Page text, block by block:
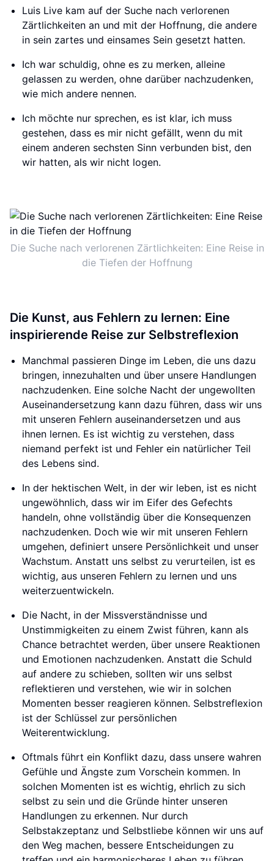
Luis Live kam auf der Suche nach verlorenen
Zärtlichkeiten an und mit der Hoffnung, die andere
in sein zartes und einsames Sein gesetzt hatten.
Ich war schuldig, ohne es zu merken, alleine
gelassen zu werden, ohne darüber nachzudenken,
wie mich andere nennen.
Ich möchte nur sprechen, es ist klar, ich muss
gestehen, dass es mir nicht gefällt, wenn du mit
einem anderen sechsten Sinn verbunden bist, den
wir hatten, als wir nicht logen.
Die Suche nach verlorenen Zärtlichkeiten: Eine Reise in
die Tiefen der Hoffnung
Die Kunst, aus Fehlern zu lernen: Eine
inspirierende Reise zur Selbstreflexion
Manchmal passieren Dinge im Leben, die uns dazu
bringen, innezuhalten und über unsere Handlungen
nachzudenken. Eine solche Nacht der ungewollten
Auseinandersetzung kann dazu führen, dass wir uns
mit unseren Fehlern auseinandersetzen und aus
ihnen lernen. Es ist wichtig zu verstehen, dass
niemand perfekt ist und Fehler ein natürlicher Teil
des Lebens sind.
In der hektischen Welt, in der wir leben, ist es nicht
ungewöhnlich, dass wir im Eifer des Gefechts
handeln, ohne vollständig über die Konsequenzen
nachzudenken. Doch wie wir mit unseren Fehlern
umgehen, definiert unsere Persönlichkeit und unser
Wachstum. Anstatt uns selbst zu verurteilen, ist es
wichtig, aus unseren Fehlern zu lernen und uns
weiterzuentwickeln.
Die Nacht, in der Missverständnisse und
Unstimmigkeiten zu einem Zwist führen, kann als
Chance betrachtet werden, über unsere Reaktionen
und Emotionen nachzudenken. Anstatt die Schuld
auf andere zu schieben, sollten wir uns selbst
reflektieren und verstehen, wie wir in solchen
Momenten besser reagieren können. Selbstreflexion
ist der Schlüssel zur persönlichen
Weiterentwicklung.
Oftmals führt ein Konflikt dazu, dass unsere wahren
Gefühle und Ängste zum Vorschein kommen. In
solchen Momenten ist es wichtig, ehrlich zu sich
selbst zu sein und die Gründe hinter unseren
Handlungen zu erkennen. Nur durch
Selbstakzeptanz und Selbstliebe können wir uns auf
den Weg machen, bessere Entscheidungen zu